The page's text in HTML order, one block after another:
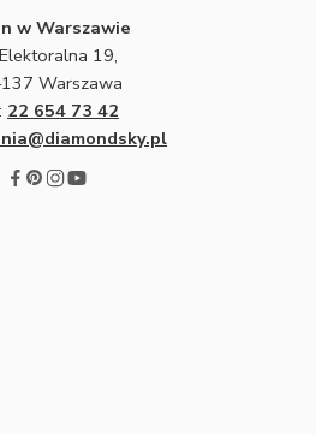
w Warszawie
19,
Warszawa
22 654 73 42